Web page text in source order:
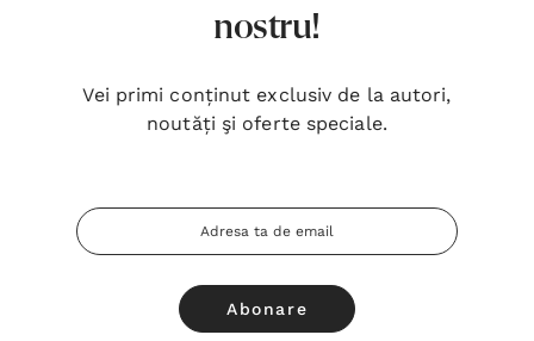
nostru!
Vei primi conținut exclusiv de la autori,
noutăți şi oferte speciale.
Adresa
Email